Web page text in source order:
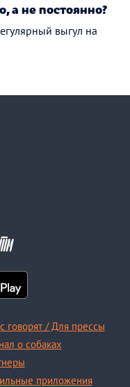
а не постоянно?
выгул на
говорят / Для прессы
о собаках
приложения